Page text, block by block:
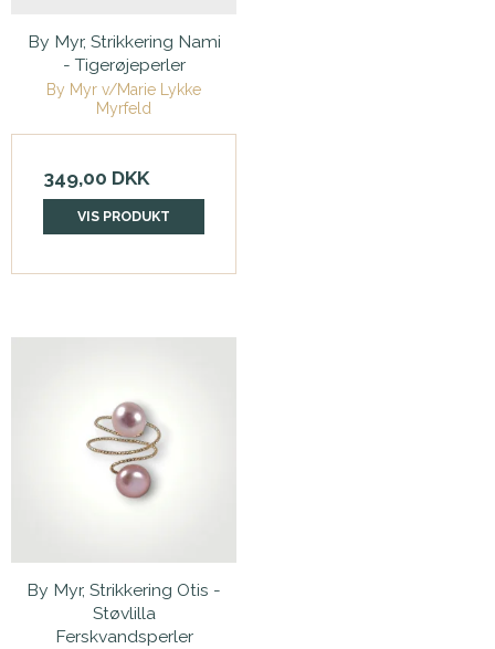
By Myr, Strikkering Nami
- Tigerøjeperler
By Myr v/Marie Lykke
Myrfeld
349,00 DKK
VIS PRODUKT
By Myr, Strikkering Otis -
Støvlilla
Ferskvandsperler